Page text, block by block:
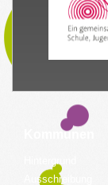
Kommunen
Ausschreibung